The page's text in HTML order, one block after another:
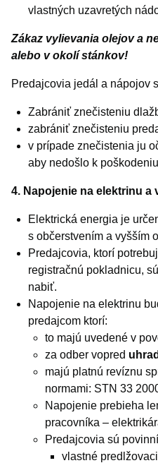
vlastných uzavretých
Zákaz vylievania olejov a
alebo v okolí stánkov!
Predajcovia jedál a nápojov
Zabrániť znečisteniu
zabrániť znečisteniu
v prípade znečistenia ju
aby nedošlo k
4. Napojenie na elektrinu a
Elektrická energia je
s občerstvením a vyšším
Predajcovia, ktorí
registračnú pokladnicu,
nabiť.
Napojenie na elektrinu
predajcom ktorí:
to majú uvedené v
za odber vopred
majú platnú revíznu
normami: STN 33
Napojenie prebieha
pracovníka –
Predajcovia sú
vlastné